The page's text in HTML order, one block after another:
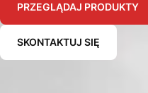
PRZEGLĄDAJ PRODUKTY
SKONTAKTUJ SIĘ